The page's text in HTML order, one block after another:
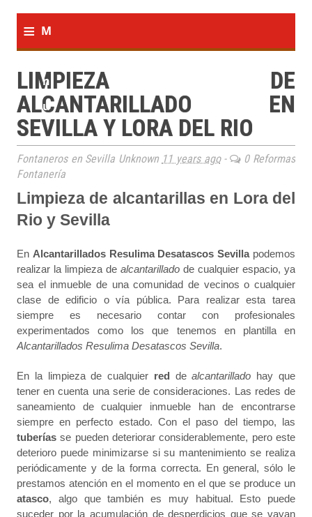
≡ M
e
n
u
LIMPIEZA DE
ALCANTARILLADO EN
SEVILLA Y LORA DEL RIO
Fontaneros en Sevilla Unknown 11 years ago-
0 Reformas
Fontanería
Limpieza de alcantarillas en Lora del
Rio y Sevilla
En Alcantarillados Resulima Desatascos Sevillapodemos
realizar la limpieza de alcantarillado de cualquier espacio, ya
sea el inmueble de una comunidad de vecinos o cualquier
clase de edificio o vía pública. Para realizar esta tarea
siempre es necesario contar con profesionales
experimentados como los que tenemos en plantilla en
Alcantarillados Resulima Desatascos Sevilla.
En la limpieza de cualquier red dealcantarillado hay que
tener en cuenta una serie de consideraciones. Las redes de
saneamiento de cualquier inmueble han de encontrarse
siempre en perfecto estado. Con el paso del tiempo, las
tuberías se pueden deteriorar considerablemente, pero este
deterioro puede minimizarse si su mantenimiento se realiza
periódicamente y de la forma correcta. En general, sólo le
prestamos atención en el momento en el que se produce un
atasco, algo que también es muy habitual. Esto puede
suceder por la acumulación de desperdicios que se vayan